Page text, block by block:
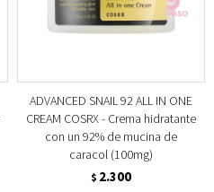
ADVANCED SNAIL 92 ALL IN ONE
CREAM COSRX - Crema hidratante
con un 92% de mucina de
caracol (100mg)
$ 2.300